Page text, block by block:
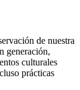
de nuestra
generación,
culturales
prácticas